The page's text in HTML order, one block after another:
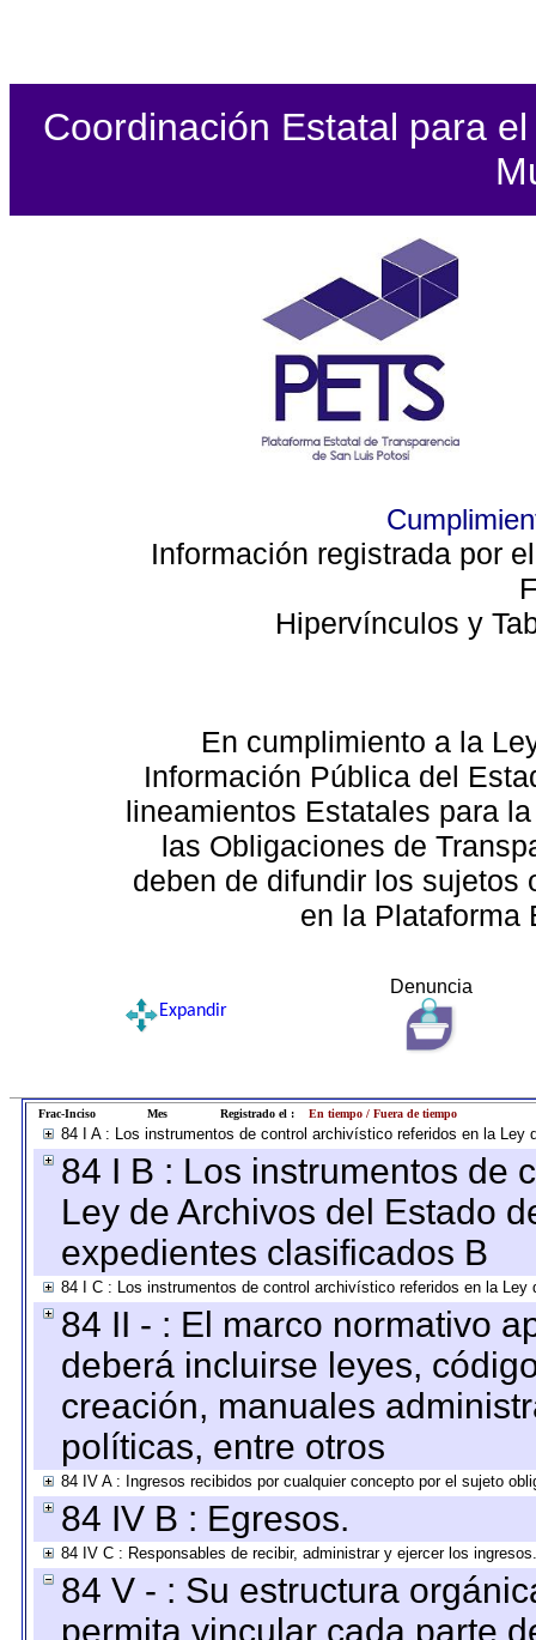
Coordinación Estatal para
Información registrada por
Hipervínculos y
En cumplimiento a la
Información Pública del
lineamientos Estatales para
las Obligaciones de
deben de difundir los sujetos
en la Plataforma
Denuncia
Expandir
Frac-Inciso Mes Registrado el : En tiempo / Fuera de tiempo
84 I A : Los instrumentos de control archivístico referidos en la
84 I B : Los instrumentos de
Ley de Archivos del Estado
expedientes clasificados B
84 I C : Los instrumentos de control archivístico referidos en la
84 II - : El marco normativo
deberá incluirse leyes,
creación, manuales
políticas, entre otros
84 IV A : Ingresos recibidos por cualquier concepto por el sujeto
84 IV B : Egresos.
84 IV C : Responsables de recibir, administrar y ejercer los ingresos.
84 V - : Su estructura
permita vincular cada parte